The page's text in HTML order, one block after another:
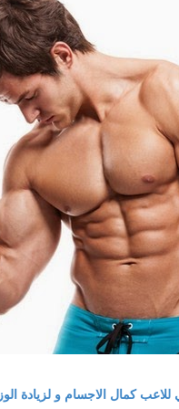
للاعب كمال الاجسام و لزيادة